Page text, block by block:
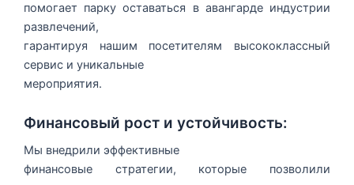
помогает парку оставаться в авангарде индустрии
развлечений,
гарантируя нашим посетителям высококлассный
сервис и уникальные
мероприятия.
Финансовый рост и устойчивость:
Мы внедрили эффективные
финансовые стратегии, которые позволили